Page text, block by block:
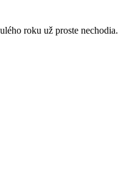
roku už proste nechodia.